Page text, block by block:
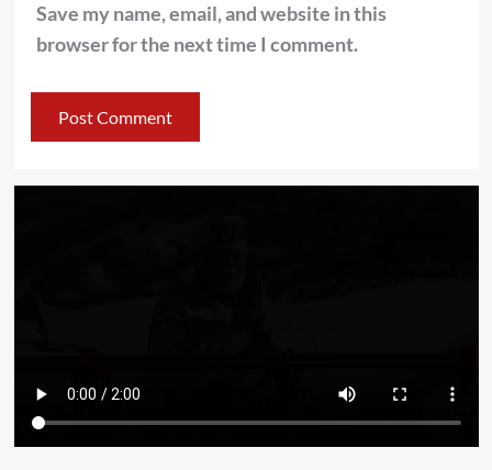
Save my name, email, and website in this
browser for the next time I comment.